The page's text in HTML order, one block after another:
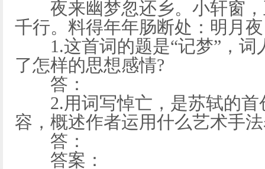
夜来幽梦忽还乡。小轩窗，
千行。料得年年肠断处：明月
1.这首词的题是“记梦”，词
了怎样的思想感情?
答：
2.用词写悼亡，是苏轼的首
容，概述作者运用什么艺术手
答：
答案：